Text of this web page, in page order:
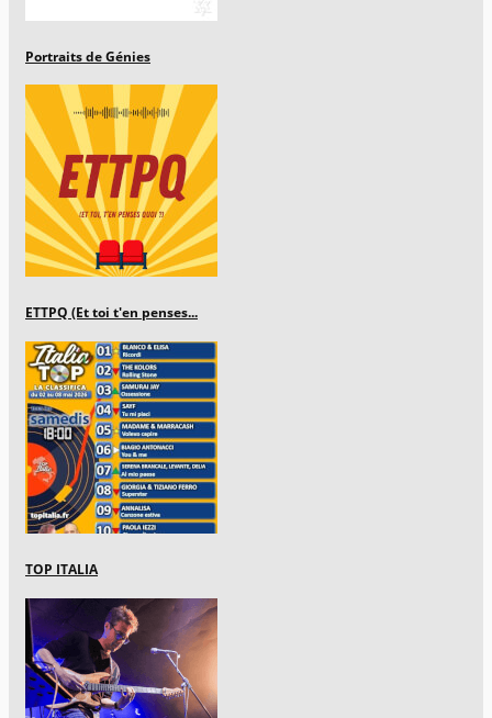
Portraits de Génies
ETTPQ (Et toi t'en penses...
TOP ITALIA